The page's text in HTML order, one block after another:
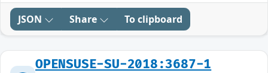
JSON Share To clipboard
OPENSUSE-SU-2018:3687-1